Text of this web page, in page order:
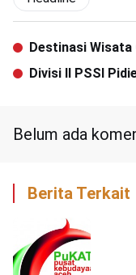
Destinasi Wisata
Divisi II PSSI
Belum ada
Berita Terkait